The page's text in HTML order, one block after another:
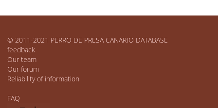
© 2011-2021 PERRO DE PRESA CANARIO DATABASE
feedback
Our team
Our forum
Reliability of information
FAQ